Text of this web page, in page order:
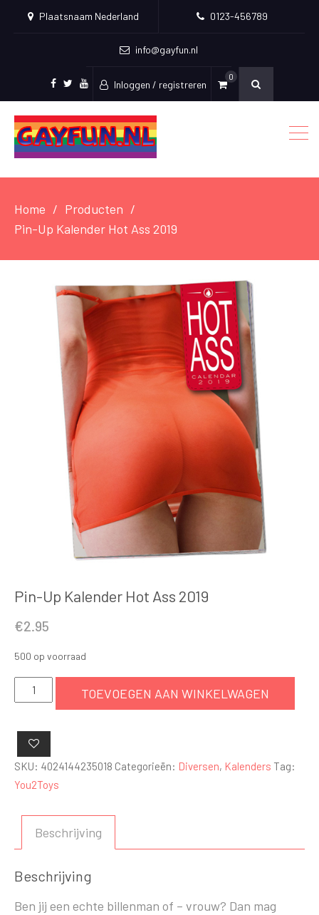
Plaatsnaam Nederland 0123-456789
info@gayfun.nl
Facebook
TwitterYoutube
Inloggen / registreren
0
Home
Producten
Pin-Up Kalender Hot Ass 2019
Pin-Up Kalender Hot Ass 2019
€2.95
500 op voorraad
Up
Hot
Ass
2019
TOEVOEGEN AAN WINKELWAGEN
SKU: 4024144235018 Categorieën: Diversen, Kalenders Tag:
You2Toys
Beschrijving
Beschrijving
Ben jij een echte billenman of – vrouw? Dan mag